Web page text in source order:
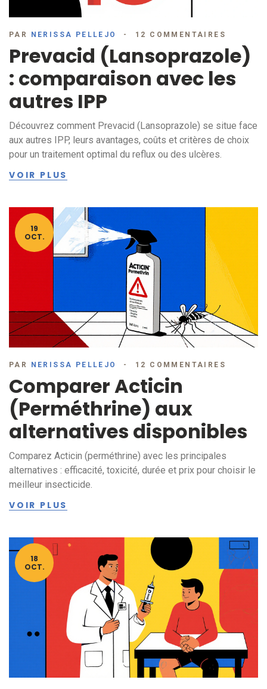
PAR NERISSA PELLEJO 12 COMMENTAIRES
Prevacid (Lansoprazole)
: comparaison avec les
autres IPP
Découvrez comment Prevacid (Lansoprazole) se situe face
aux autres IPP, leurs avantages, coûts et critères de choix
pour un traitement optimal du reflux ou des ulcères.
VOIR PLUS
19
OCT.
PAR NERISSA PELLEJO 12 COMMENTAIRES
Comparer Acticin
(Perméthrine) aux
alternatives disponibles
Comparez Acticin (perméthrine) avec les principales
alternatives : efficacité, toxicité, durée et prix pour choisir le
meilleur insecticide.
VOIR PLUS
18
OCT.